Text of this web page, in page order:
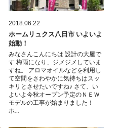
2018.06.22
ホームリュクス八日市 いよいよ
始動！
みなさんこんにちは 設計の大屋で
す 梅雨になり、ジメジメしていま
すね。 アロマオイルなどを利用し
て空間をさわやかに気持ちはスッ
キリとさせたいですね♪ さて、い
よいよ今秋オープン予定のＮＥＷ
モデルの工事が始まりました！
ホ…